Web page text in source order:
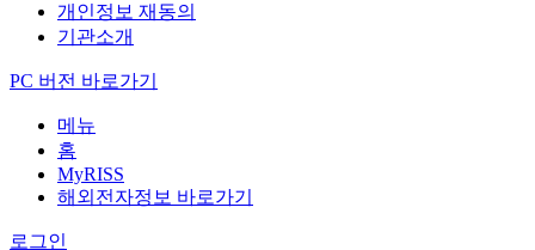
개인정보 재동의
기관소개
PC 버전 바로가기
메뉴
홈
MyRISS
해외전자정보 바로가기
로그인